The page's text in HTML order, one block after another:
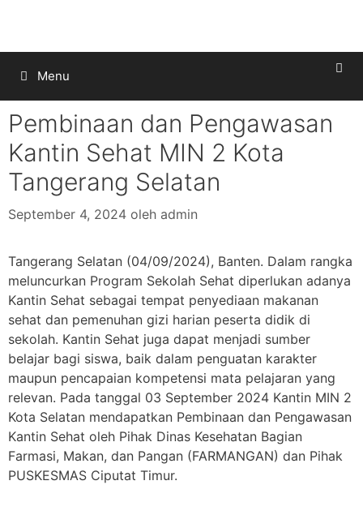
Menu
Pembinaan dan Pengawasan
Kantin Sehat MIN 2 Kota
Tangerang Selatan
September 4, 2024 oleh admin
Tangerang Selatan (04/09/2024), Banten. Dalam rangka
meluncurkan Program Sekolah Sehat diperlukan adanya
Kantin Sehat sebagai tempat penyediaan makanan
sehat dan pemenuhan gizi harian peserta didik di
sekolah. Kantin Sehat juga dapat menjadi sumber
belajar bagi siswa, baik dalam penguatan karakter
maupun pencapaian kompetensi mata pelajaran yang
relevan. Pada tanggal 03 September 2024 Kantin MIN 2
Kota Selatan mendapatkan Pembinaan dan Pengawasan
Kantin Sehat oleh Pihak Dinas Kesehatan Bagian
Farmasi, Makan, dan Pangan (FARMANGAN) dan Pihak
PUSKESMAS Ciputat Timur.